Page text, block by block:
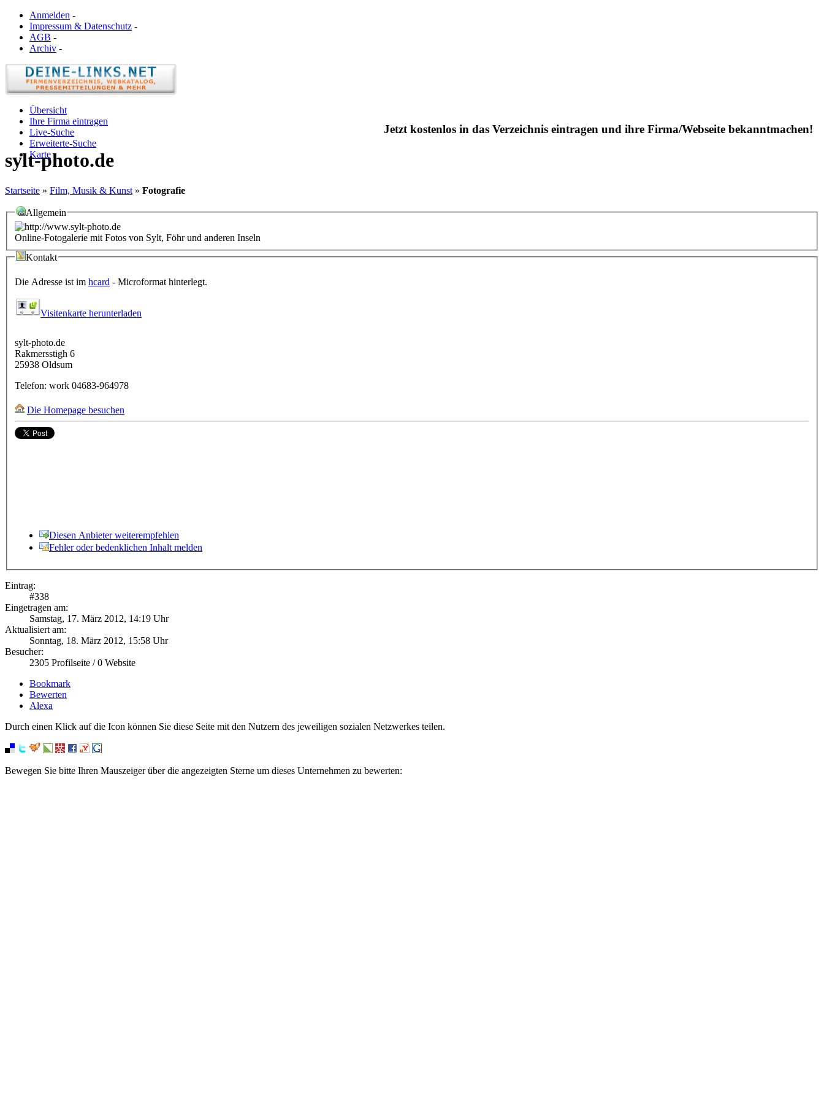
Anmelden -
Impressum & Datenschutz -
AGB -
Archiv -
Übersicht
Ihre Firma eintragen
Live-Suche
Erweiterte-Suche
Karte
Jetzt kostenlos in das Verzeichnis eintragen und ihre Firma/Webseite bekanntmachen!
sylt-photo.de
Startseite » Film, Musik & Kunst » Fotografie
Allgemein
Online-Fotogalerie mit Fotos von Sylt, Föhr und anderen Inseln
Kontakt
Die Adresse ist im hcard - Microformat hinterlegt.
Visitenkarte herunterladen
sylt-photo.de
Rakmersstigh 6
25938 Oldsum
Telefon: work 04683-964978
Die Homepage besuchen
Diesen Anbieter weiterempfehlen
Fehler oder bedenklichen Inhalt melden
Eintrag:
#338
Eingetragen am:
Samstag, 17. März 2012, 14:19 Uhr
Aktualisiert am:
Sonntag, 18. März 2012, 15:58 Uhr
Besucher:
2305 Profilseite /0 Website
Bookmark
Bewerten
Alexa
Durch einen Klick auf die Icon können Sie diese Seite mit den Nutzern des jeweiligen sozialen Netzwerkes teilen.
Bewegen Sie bitte Ihren Mauszeiger über die angezeigten Sterne um dieses Unternehmen zu bewerten: